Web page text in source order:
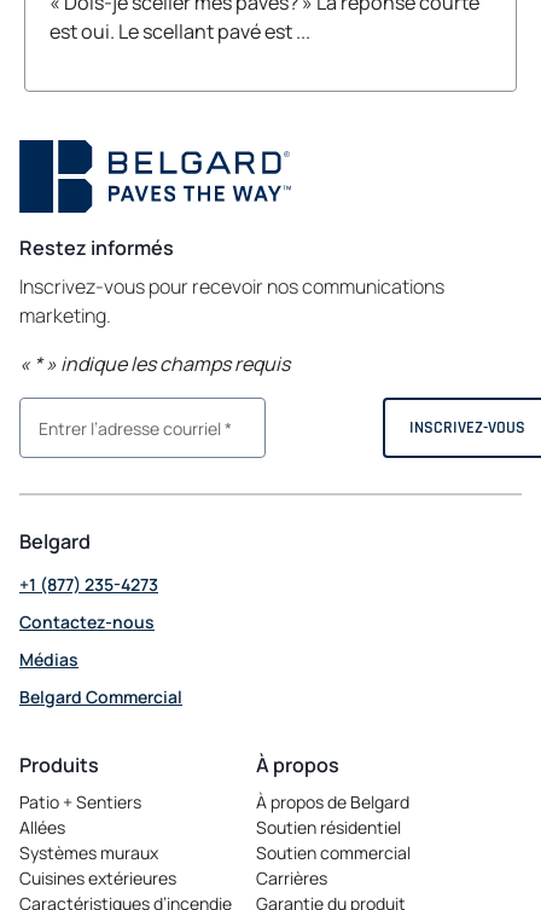
est oui. Le scellant pavé est ...
Restez informés
Inscrivez-vous pour recevoir nos communications
marketing.
« *» indique les champs requis
Belgard
+1 (877) 235-4273
Contactez-nous
Médias
Belgard Commercial
in
a
new
tab
Produits
Patio + Sentiers
Allées
Systèmes muraux
Cuisines extérieures
Caractéristiques d’incendie
À propos
À propos de Belgard
Soutien résidentiel
Soutien commercial
Carrières
opens
Garantie du produit